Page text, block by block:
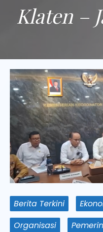
Klaten –
Berita Terkini
Organisasi